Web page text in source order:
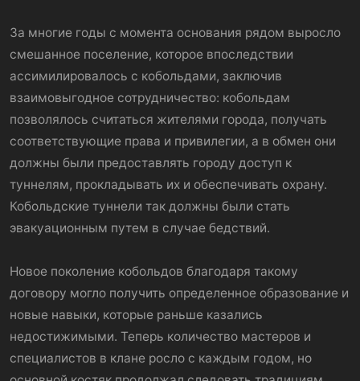
За многие годы с момента основания рядом выросло
смешанное поселение, которое впоследствии
ассимилировалось с кобольдами, заключив
взаимовыгодное сотрудничество: кобольдам
позволялось считаться жителями города, получать
соответствующие права и привилегии, а в обмен они
должны были предоставлять городу доступ к
туннелям, прокладывать их и обеспечивать охрану.
Кобольдские туннели так должны были стать
эвакуационным путем в случае бедствий.
Новое поколение кобольдов благодаря такому
договору могло получить определенное образование и
новые навыки, которые раньше казались
недостижимыми. Теперь количество мастеров и
специалистов в клане росло с каждым годом, но